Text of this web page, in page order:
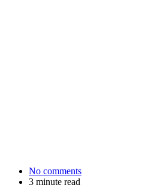
No comments
3 minute read